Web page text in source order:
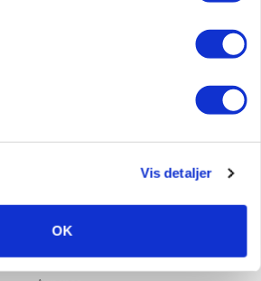
Vis detaljer
OK
og
demonstrere mod ny